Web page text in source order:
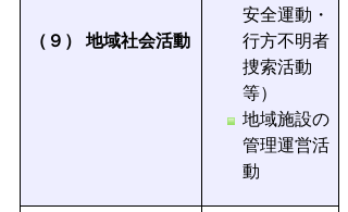
（９） 地域社会活動
安全運動・
行方不明者
捜索活動
等）
地域施設の
管理運営活
動